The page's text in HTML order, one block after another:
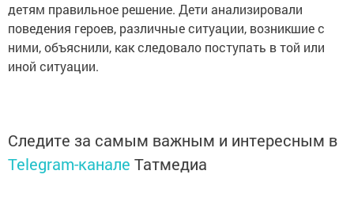
детям правильное решение. Дети анализировали
поведения героев, различные ситуации, возникшие с
ними, объяснили, как следовало поступать в той или
иной ситуации.
Следите за самым важным и интересным в
Telegram-канале Татмедиа